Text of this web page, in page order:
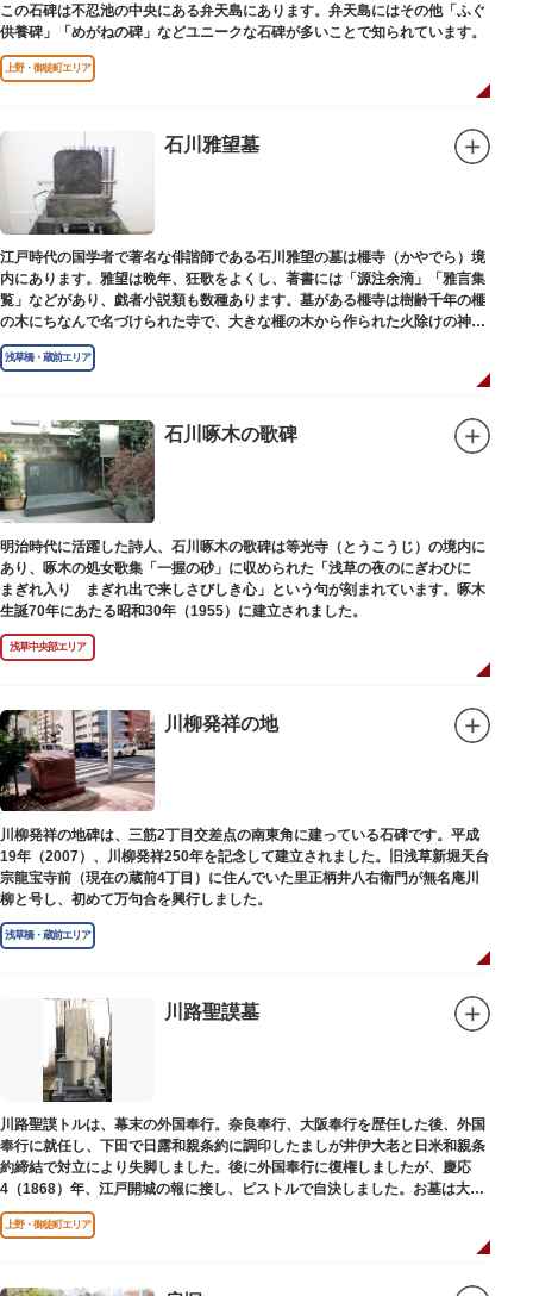
この石碑は不忍池の中央にある弁天島にあります。弁天島にはその他「ふぐ
供養碑」「めがねの碑」などユニークな石碑が多いことで知られています。
上野・御徒町エリア
石川雅望墓
江戸時代の国学者で著名な俳諧師である石川雅望の墓は榧寺（かやでら）境
内にあります。雅望は晩年、狂歌をよくし、著書には「源注余滴」「雅言集
覧」などがあり、戯者小説類も数種あります。墓がある榧寺は樹齢千年の榧
の木にちなんで名づけられた寺で、大きな榧の木から作られた火除けの神、
秋葉権現で知られています。
浅草橋・蔵前エリア
石川啄木の歌碑
明治時代に活躍した詩人、石川啄木の歌碑は等光寺（とうこうじ）の境内に
あり、啄木の処女歌集「一握の砂」に収められた「浅草の夜のにぎわひに
まぎれ入り まぎれ出で来しさびしき心」という句が刻まれています。啄木
生誕70年にあたる昭和30年（1955）に建立されました。
浅草中央部エリア
川柳発祥の地
川柳発祥の地碑は、三筋2丁目交差点の南東角に建っている石碑です。平成
19年（2007）、川柳発祥250年を記念して建立されました。旧浅草新堀天台
宗龍宝寺前（現在の蔵前4丁目）に住んでいた里正柄井八右衛門が無名庵川
柳と号し、初めて万句合を興行しました。
浅草橋・蔵前エリア
川路聖謨墓
川路聖謨トルは、幕末の外国奉行。奈良奉行、大阪奉行を歴任した後、外国
奉行に就任し、下田で日露和親条約に調印したましが井伊大老と日米和親条
約締結で対立により失脚しました。後に外国奉行に復権しましたが、慶応
4（1868）年、江戸開城の報に接し、ピストルで自決しました。お墓は大正
寺（たいしょうじ）にあります。
上野・御徒町エリア